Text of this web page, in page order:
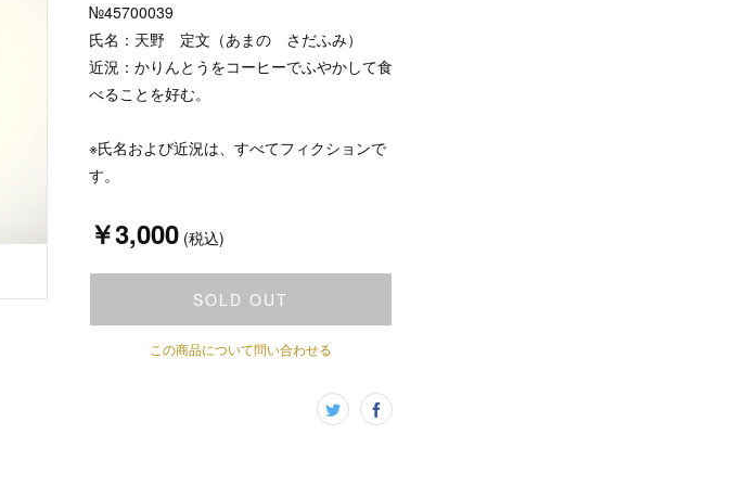
№45700039
氏名：天野 定文（あまの さだふみ）
近況：かりんとうをコーヒーでふやかして食
べることを好む。
※氏名および近況は、すべてフィクションで
す。
￥3,000 (税込)
SOLD OUT
この商品について問い合わせる